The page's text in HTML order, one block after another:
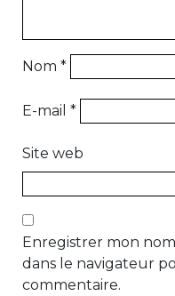
Nom *
E-mail *
Site web
Enregistrer mon
dans le navigateur
commentaire.